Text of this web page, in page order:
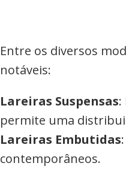
Entre os diversos
notáveis:
Lareiras Suspensas:
permite uma
Lareiras Embutidas
contemporâneos.